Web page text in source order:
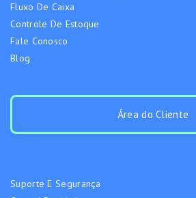
Fluxo De Caixa
Controle De Estoque
Fale Conosco
Blog
Área do Cliente
Suporte E Segurança